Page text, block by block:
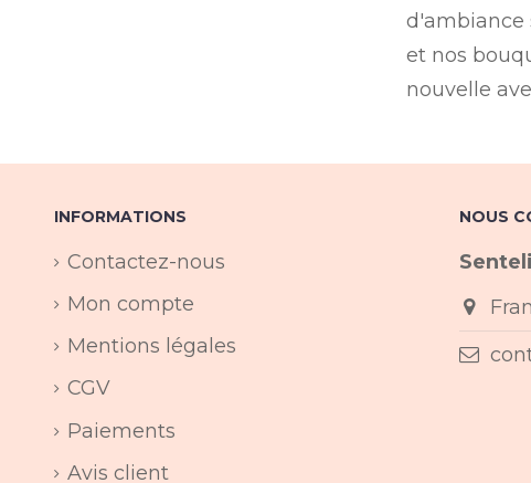
d'ambiance
et nos
nouvelle
INFORMATIONS
Contactez-nous
Mon compte
Mentions légales
CGV
Paiements
Avis client
NOUS